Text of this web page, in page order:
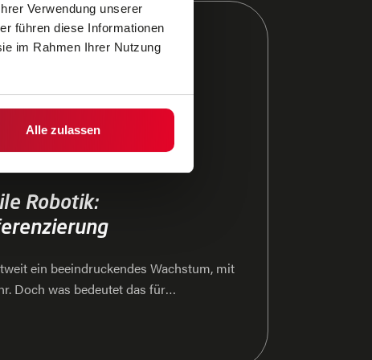
Verwendung unserer
führen diese Informationen
im Rahmen Ihrer Nutzung
Alle zulassen
Robotik:
ein beeindruckendes Wachstum, mit
Doch was bedeutet das für
und warum eine